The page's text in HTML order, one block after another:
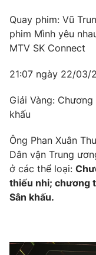
Quay phim: Vũ
phim Mình yêu
MTV SK Connect
21:07 ngày 22/03/
Giải Vàng:
khấu
Ông Phan Xuân
Dân vận Trung
ở các thể loại:
thiếu nhi; chương
Sân khấu.